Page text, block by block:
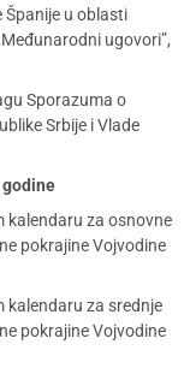
Španije u oblasti
ugovori”,
Sporazuma o
Srbije i Vlade
godine
kalendaru za osnovne
pokrajine Vojvodine
kalendaru za srednje
pokrajine Vojvodine